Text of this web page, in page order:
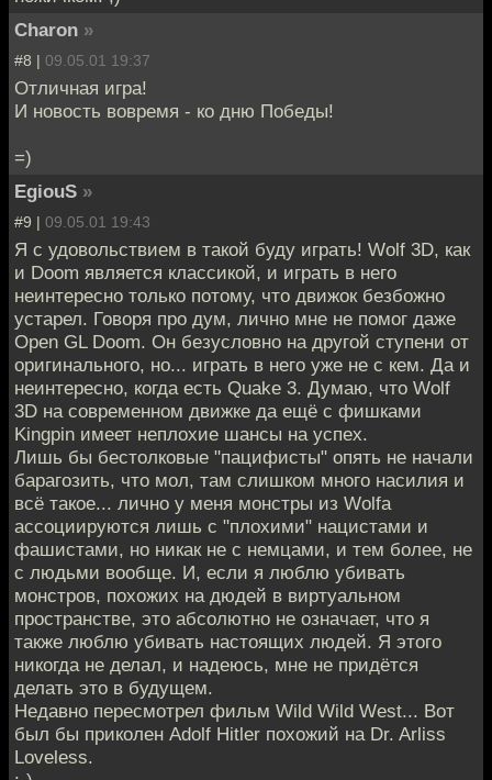
Charon »
#8 | 09.05.01 19:37
Отличная игра!
И новость вовремя - ко дню Победы!
=)
EgiouS »
#9 | 09.05.01 19:43
Я с удовольствием в такой буду играть! Wolf 3D, как
и Doom является классикой, и играть в него
неинтересно только потому, что движок безбожно
устарел. Говоря про дум, лично мне не помог даже
Open GL Doom. Он безусловно на другой ступени от
оригинального, но... играть в него уже не с кем. Да и
неинтересно, когда есть Quake 3. Думаю, что Wolf
3D на современном движке да ещё с фишками
Kingpin имеет неплохие шансы на успех.
Лишь бы бестолковые "пацифисты" опять не начали
барагозить, что мол, там слишком много насилия и
всё такое... лично у меня монстры из Wolfa
ассоциируются лишь с "плохими" нацистами и
фашистами, но никак не с немцами, и тем более, не
с людьми вообще. И, если я люблю убивать
монстров, похожих на дюдей в виртуальном
пространстве, это абсолютно не означает, что я
также люблю убивать настоящих людей. Я этого
никогда не делал, и надеюсь, мне не придётся
делать это в будущем.
Недавно пересмотрел фильм Wild Wild West... Вот
был бы приколен Adolf Hitler похожий на Dr. Arliss
Loveless.